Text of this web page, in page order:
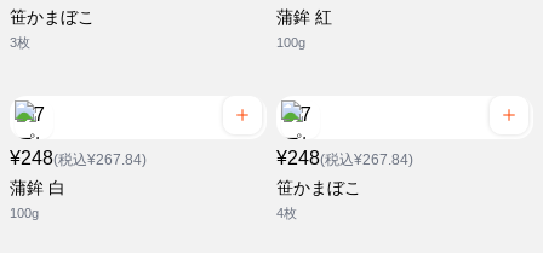
笹かまぼこ
3枚
蒲鉾 紅
100g
¥248(税込¥267.84)
蒲鉾 白
100g
¥248(税込¥267.84)
笹かまぼこ
4枚